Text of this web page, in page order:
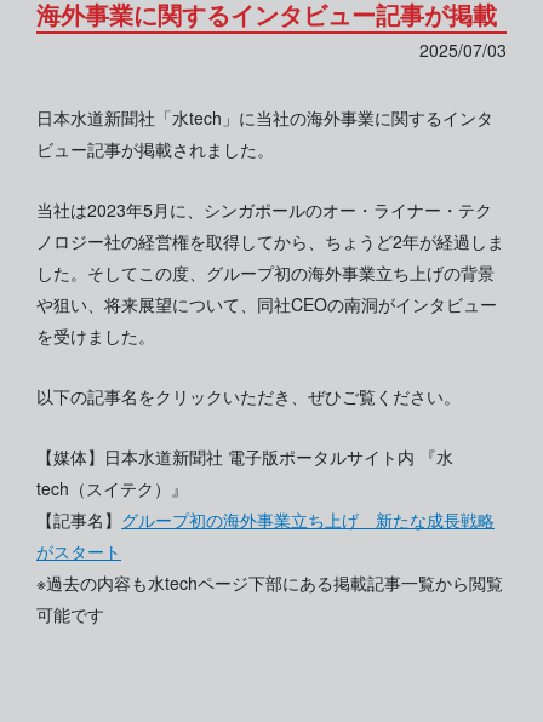
海外事業に関するインタビュー記事が掲載
2025/07/03
日本水道新聞社「水tech」に当社の海外事業に関するインタ
ビュー記事が掲載されました。
当社は2023年5月に、シンガポールのオー・ライナー・テク
ノロジー社の経営権を取得してから、ちょうど2年が経過しま
した。そしてこの度、グループ初の海外事業立ち上げの背景
や狙い、将来展望について、同社CEOの南洞がインタビュー
を受けました。
以下の記事名をクリックいただき、ぜひご覧ください。
【媒体】日本水道新聞社 電子版ポータルサイト内 『水
tech（スイテク）』
【記事名】 グループ初の海外事業立ち上げ 新たな成長戦略
がスタート
※過去の内容も水techページ下部にある掲載記事一覧から閲覧
可能です